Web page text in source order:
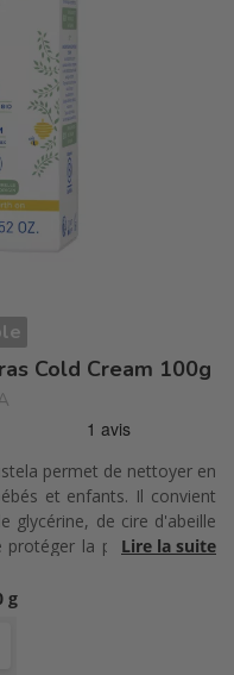
Cold Cream 100g
permet de nettoyer en
et enfants. Il convient
glycérine, de cire d'abeille
protéger la peau contre le
Lire la suite
g